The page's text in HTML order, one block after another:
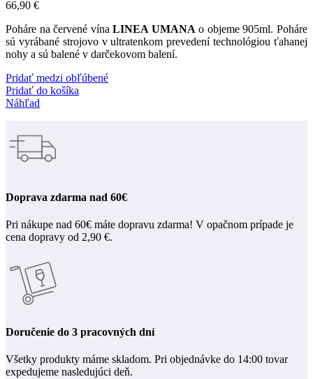
66,90 €
Poháre na červené vínaLINEA UMANA o objeme 905ml. Poháre
sú vyrábané strojovo v ultratenkom prevedení technológiou ťahanej
nohy a sú balené v darčekovom balení.
Pridať medzi obľúbené
Pridať do košíka
Náhľad
Doprava zdarma nad 60€
Pri nákupe nad 60€ máte dopravu zdarma! V opačnom prípade je
cena dopravy od 2,90 €.
Doručenie do 3 pracovných dní
Všetky produkty máme skladom. Pri objednávke do 14:00 tovar
expedujeme nasledujúci deň.